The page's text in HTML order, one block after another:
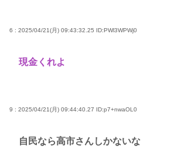
6 : 2025/04/21(月) 09:43:32.25 ID:PWl3WPWj0
現金くれよ
9 : 2025/04/21(月) 09:44:40.27 ID:p7+nwaOL0
自民なら高市さんしかないな